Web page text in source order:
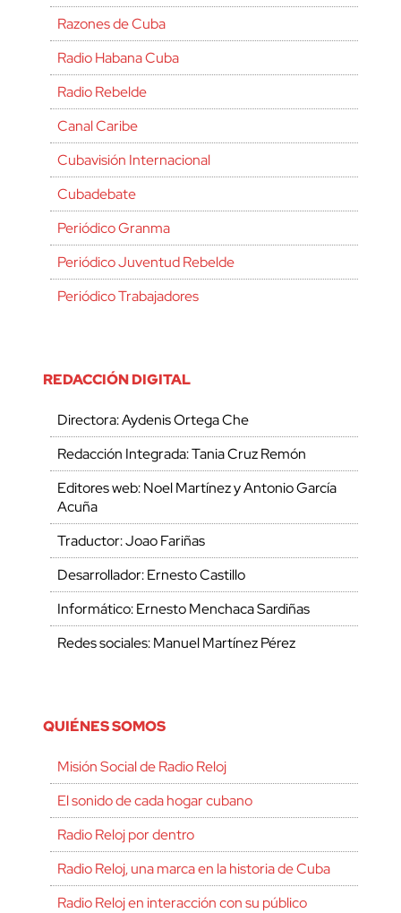
Razones de Cuba
Radio Habana Cuba
Radio Rebelde
Canal Caribe
Cubavisión Internacional
Cubadebate
Periódico Granma
Periódico Juventud Rebelde
Periódico Trabajadores
REDACCIÓN DIGITAL
Directora: Aydenis Ortega Che
Redacción Integrada: Tania Cruz Remón
Editores web: Noel Martínez y Antonio García
Acuña
Traductor: Joao Fariñas
Desarrollador: Ernesto Castillo
Informático: Ernesto Menchaca Sardiñas
Redes sociales: Manuel Martínez Pérez
QUIÉNES SOMOS
Misión Social de Radio Reloj
El sonido de cada hogar cubano
Radio Reloj por dentro
Radio Reloj, una marca en la historia de Cuba
Radio Reloj en interacción con su público